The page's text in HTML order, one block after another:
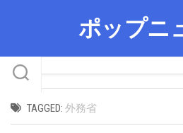
ポップニ
TAGGED: 外務省